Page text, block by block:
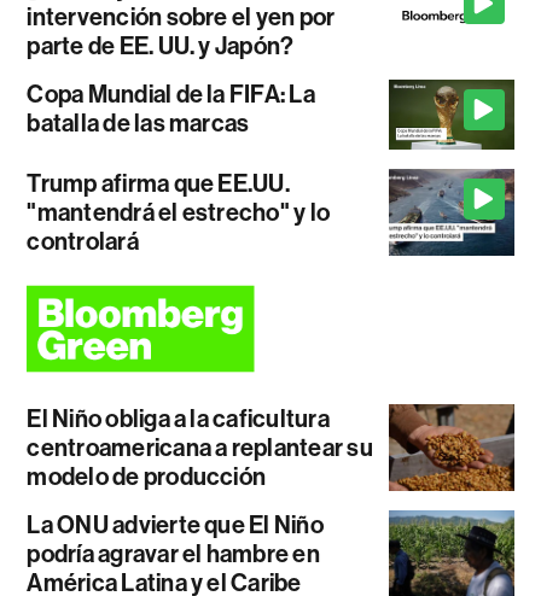
intervención sobre el yen por
parte de EE. UU. y Japón?
Copa Mundial de la FIFA: La
batalla de las marcas
Trump afirma que EE.UU.
"mantendrá el estrecho" y lo
controlará
El Niño obliga a la caficultura
centroamericana a replantear su
modelo de producción
La ONU advierte que El Niño
podría agravar el hambre en
América Latina y el Caribe